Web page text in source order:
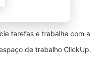
tarefas e trabalhe com a
de trabalho ClickUp.